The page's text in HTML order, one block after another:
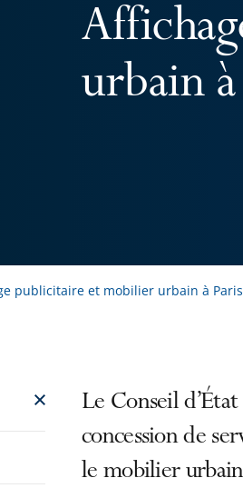
urbain
publicitaire et mobilier urbain à Paris
Le Conseil
concession de
le mobilier